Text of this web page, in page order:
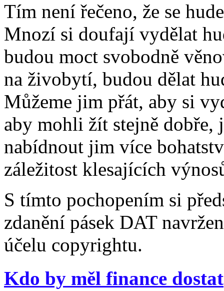
Tím není řečeno, že se
Mnozí si doufají vydělat
budou moct svobodně
na živobytí, budou dělat
Můžeme jim přát, aby si
aby mohli žít stejně dobře,
nabídnout jim více
záležitost klesajících
S tímto pochopením si
zdanění pásek DAT
účelu copyrightu.
Kdo by měl finance dostat